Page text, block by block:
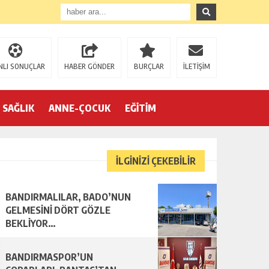
SONUÇLAR HABER GÖNDER BURÇLAR İLETİŞİM
SAĞLIK ANNE-ÇOCUK EĞİTİM
İLGİNİZİ ÇEKEBİLİR
BANDIRMALILAR, BADO’NUN
GELMESİNİ DÖRT GÖZLE
BEKLİYOR…
BANDIRMASPOR’UN